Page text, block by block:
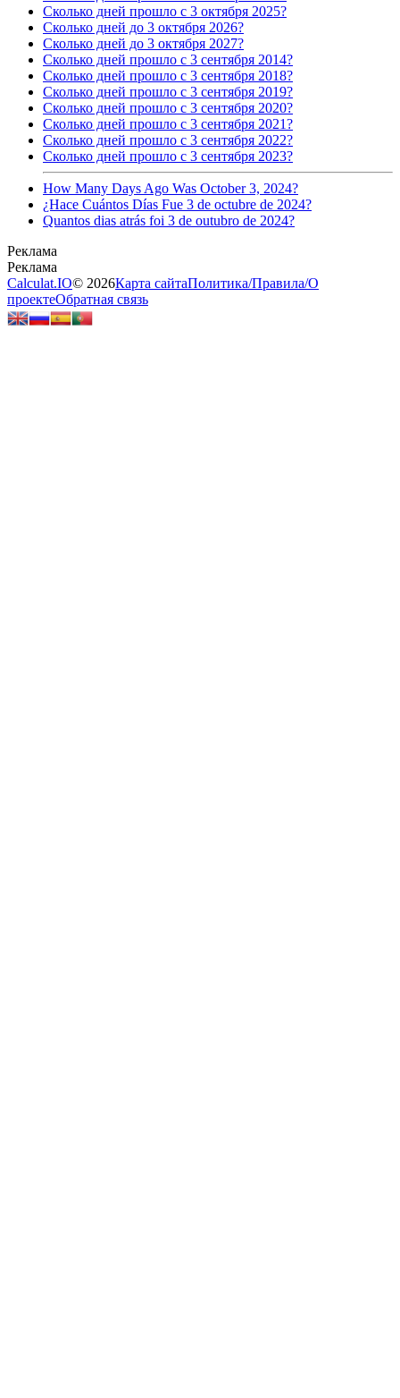
Сколько дней прошло с 3 октября 2025?
Сколько дней до 3 октября 2026?
Сколько дней до 3 октября 2027?
Сколько дней прошло с 3 сентября 2014?
Сколько дней прошло с 3 сентября 2018?
Сколько дней прошло с 3 сентября 2019?
Сколько дней прошло с 3 сентября 2020?
Сколько дней прошло с 3 сентября 2021?
Сколько дней прошло с 3 сентября 2022?
Сколько дней прошло с 3 сентября 2023?
How Many Days Ago Was October 3, 2024?
¿Hace Cuántos Días Fue 3 de octubre de 2024?
Quantos dias atrás foi 3 de outubro de 2024?
Calculat.IO© 2026Карта сайтаПолитика/Правила/О
проектеОбратная связь